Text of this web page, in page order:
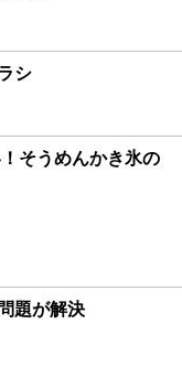
シ
そうめんかき氷の
題が解決